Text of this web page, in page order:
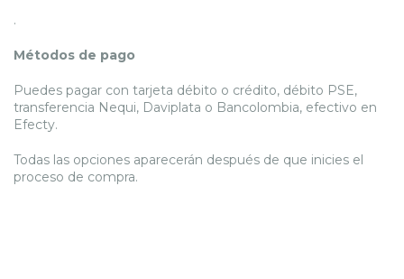
.
Métodos de pago
Puedes pagar con tarjeta débito o crédito, débito PSE,
transferencia Nequi, Daviplata o Bancolombia, efectivo en
Efecty.
Todas las opciones aparecerán después de que inicies el
proceso de compra.